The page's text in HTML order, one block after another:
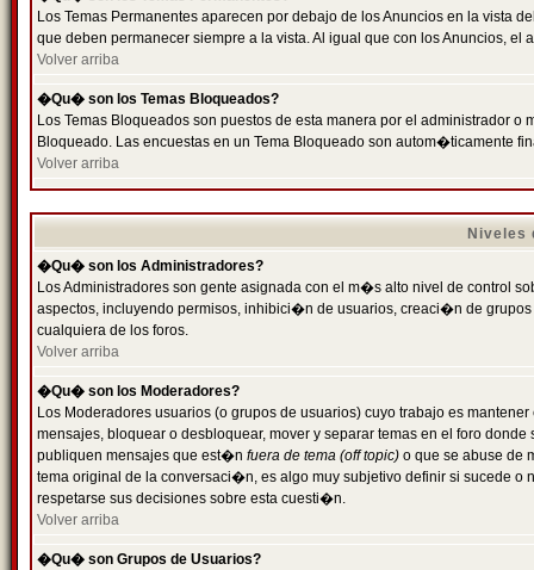
Los Temas Permanentes aparecen por debajo de los Anuncios en la
que deben permanecer siempre a la vista. Al igual que con los Anuncios,
Volver arriba
�Qu� son los Temas Bloqueados?
Los Temas Bloqueados son puestos de esta manera por el administrador
Bloqueado. Las encuestas en un Tema Bloqueado son autom�ticamente
Volver arriba
Niveles
�Qu� son los Administradores?
Los Administradores son gente asignada con el m�s alto nivel de control
aspectos, incluyendo permisos, inhibici�n de usuarios, creaci�n de
cualquiera de los foros.
Volver arriba
�Qu� son los Moderadores?
Los Moderadores usuarios (o grupos de usuarios) cuyo trabajo es
mensajes, bloquear o desbloquear, mover y separar temas en el foro
publiquen mensajes que est�n fuera de tema (off topic) o que se abuse de
tema original de la conversaci�n, es algo muy subjetivo definir si sucede
respetarse sus decisiones sobre esta cuesti�n.
Volver arriba
�Qu� son Grupos de Usuarios?